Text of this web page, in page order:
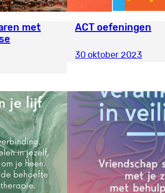
met
ACT oefeningen
30 oktober 2023